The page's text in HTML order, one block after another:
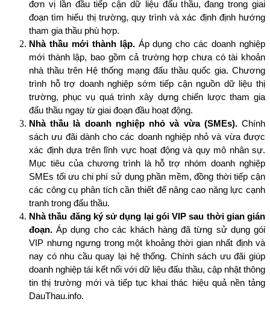
đơn vị lần đầu tiếp cận dữ liệu đấu thầu, đang trong giai
đoạn tìm hiểu thị trường, quy trình và xác định định hướng
tham gia thầu phù hợp.
Nhà thầu mới thành lập. Áp dụng cho các doanh nghiệp
mới thành lập, bao gồm cả trường hợp chưa có tài khoản
nhà thầu trên Hệ thống mạng đấu thầu quốc gia. Chương
trình hỗ trợ doanh nghiệp sớm tiếp cận nguồn dữ liệu thị
trường, phục vụ quá trình xây dựng chiến lược tham gia
đấu thầu ngay từ giai đoạn đầu hoạt động.
Nhà thầu là doanh nghiệp nhỏ và vừa (SMEs). Chính
sách ưu đãi dành cho các doanh nghiệp nhỏ và vừa được
xác định dựa trên lĩnh vực hoạt động và quy mô nhân sự.
Mục tiêu của chương trình là hỗ trợ nhóm doanh nghiệp
SMEs tối ưu chi phí sử dụng phần mềm, đồng thời tiếp cận
các công cụ phân tích cần thiết để nâng cao năng lực cạnh
tranh trong đấu thầu.
Nhà thầu đăng ký sử dụng lại gói VIP sau thời gian gián
đoạn. Áp dụng cho các khách hàng đã từng sử dụng gói
VIP nhưng ngưng trong một khoảng thời gian nhất định và
nay có nhu cầu quay lại hệ thống. Chính sách ưu đãi giúp
doanh nghiệp tái kết nối với dữ liệu đấu thầu, cập nhật thông
tin thị trường mới và tiếp tục khai thác hiệu quả nền tảng
DauThau.info.